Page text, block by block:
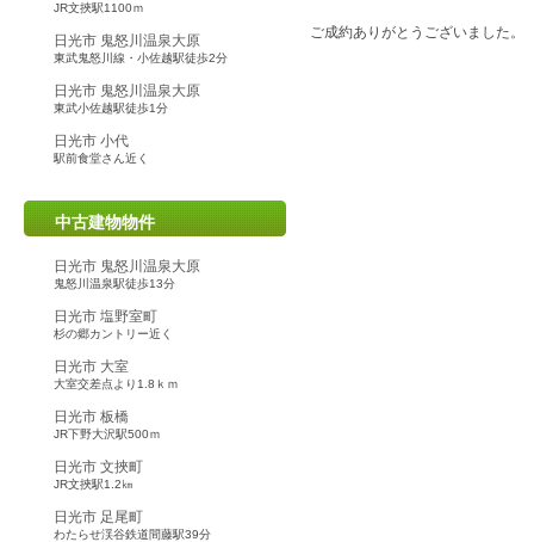
ご成約ありがとうございました。
JR文挾駅1100ｍ
日光市 鬼怒川温泉大原
東武鬼怒川線・小佐越駅徒歩2分
日光市 鬼怒川温泉大原
東武小佐越駅徒歩1分
日光市 小代
駅前食堂さん近く
中古建物物件
日光市 鬼怒川温泉大原
鬼怒川温泉駅徒歩13分
日光市 塩野室町
杉の郷カントリー近く
日光市 大室
大室交差点より1.8ｋｍ
日光市 板橋
JR下野大沢駅500ｍ
日光市 文挾町
JR文挾駅1.2㎞
日光市 足尾町
わたらせ渓谷鉄道間藤駅39分